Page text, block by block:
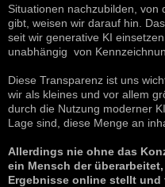
Situationen nachzubilden, von
gibt, weisen wir darauf hin.
seit wir generative KI
unabhängig von
Diese Transparenz ist uns
wir als kleines und vor allem
durch die Nutzung moderner
Lage sind, diese Menge an
Allerdings nie ohne das
ein Mensch der
Ergebnisse online stellt und